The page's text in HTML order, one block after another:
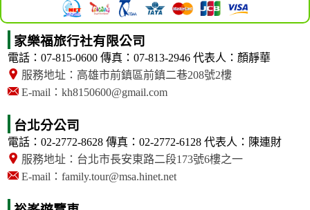
家樂福旅行社有限公司
電話：07-815-0600 傳真：07-813-2946 代表人：顏靜華
服務地址：高雄市前鎮區前鎮二巷208號2樓
E-mail：kh8150600@gmail.com
台北分公司
電話：02-2772-8628 傳真：02-2772-6128 代表人：陳連財
服務地址：台北市長安東路二段173號6樓之一
E-mail：family.tour@msa.hinet.net